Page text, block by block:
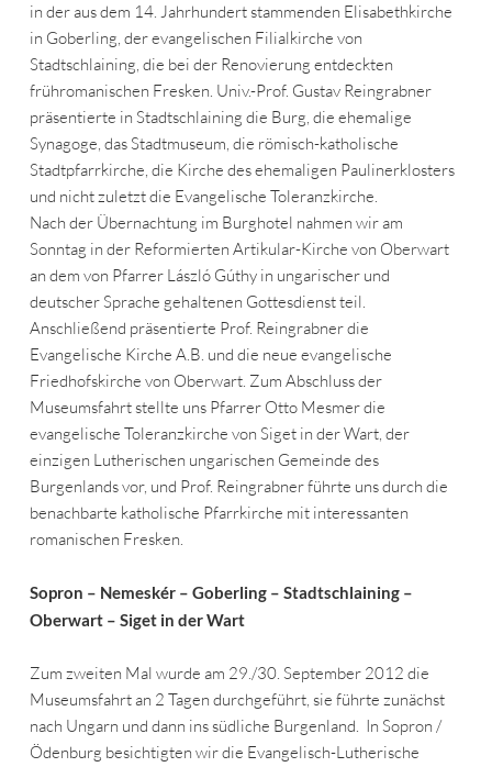
in der aus dem 14. Jahrhundert stammenden Elisabethkirche
in Goberling, der evangelischen Filialkirche von
Stadtschlaining, die bei der Renovierung entdeckten
frühromanischen Fresken. Univ.-Prof. Gustav Reingrabner
präsentierte in Stadtschlaining die Burg, die ehemalige
Synagoge, das Stadtmuseum, die römisch-katholische
Stadtpfarrkirche, die Kirche des ehemaligen Paulinerklosters
und nicht zuletzt die Evangelische Toleranzkirche.
Nach der Übernachtung im Burghotel nahmen wir am
Sonntag in der Reformierten Artikular-Kirche von Oberwart
an dem von Pfarrer László Gúthy in ungarischer und
deutscher Sprache gehaltenen Gottesdienst teil.
Anschließend präsentierte Prof. Reingrabner die
Evangelische Kirche A.B. und die neue evangelische
Friedhofskirche von Oberwart. Zum Abschluss der
Museumsfahrt stellte uns Pfarrer Otto Mesmer die
evangelische Toleranzkirche von Siget in der Wart, der
einzigen Lutherischen ungarischen Gemeinde des
Burgenlands vor, und Prof. Reingrabner führte uns durch die
benachbarte katholische Pfarrkirche mit interessanten
romanischen Fresken.
Sopron – Nemeskér – Goberling – Stadtschlaining –
Oberwart – Siget in der Wart
Zum zweiten Mal wurde am 29./30. September 2012 die
Museumsfahrt an 2 Tagen durchgeführt, sie führte zunächst
nach Ungarn und dann ins südliche Burgenland. In Sopron /
Ödenburg besichtigten wir die Evangelisch-Lutherische